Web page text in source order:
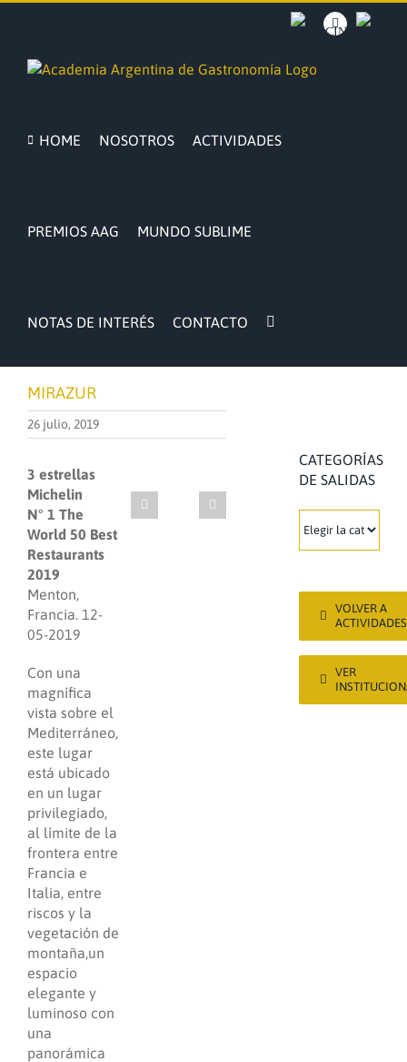
BACOCINA
Facebook
HOME NOSOTROS ACTIVIDADES
PREMIOS AAG MUNDO SUBLIME
NOTAS DE INTERÉS CONTACTO
MIRAZUR
26 julio, 2019
3 estrellas
Michelin
N° 1 The
World 50 Best
Restaurants
2019
Menton,
Francia. 12-
05-2019
Con una
magnífica
vista sobre el
Mediterráneo,
este lugar
está ubicado
en un lugar
privilegiado,
al límite de la
frontera entre
Francia e
Italia, entre
riscos y la
vegetación de
montaña,un
espacio
elegante y
luminoso con
una
panorámica
CATEGORÍAS
DE SALIDAS
DE
VOLVER A
ACTIVIDADES
VER